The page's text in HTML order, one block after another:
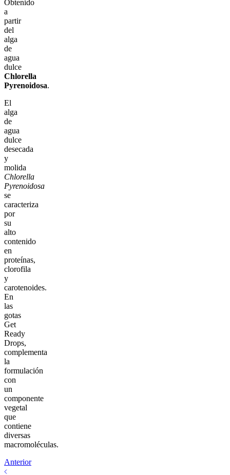
Obtenido
a
partir
del
alga
de
agua
dulce
Chlorella
Pyrenoidosa.
El
alga
de
agua
dulce
desecada
y
molida
Chlorella
Pyrenoidosa
se
caracteriza
por
su
alto
contenido
en
proteínas,
clorofila
y
carotenoides.
En
las
gotas
Get
Ready
Drops,
complementa
la
formulación
con
un
componente
vegetal
que
contiene
diversas
macromoléculas.
Anterior